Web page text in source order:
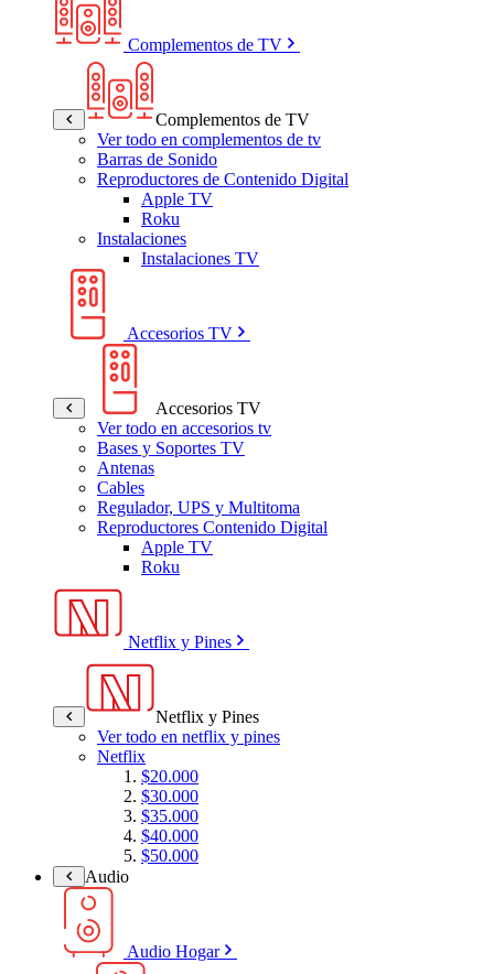
Complementos de TV
Complementos de TV
Ver todo en complementos de tv
Barras de Sonido
Reproductores de Contenido Digital
Apple TV
Roku
Instalaciones
Instalaciones TV
Accesorios TV
Accesorios TV
Ver todo en accesorios tv
Bases y Soportes TV
Antenas
Cables
Regulador, UPS y Multitoma
Reproductores Contenido Digital
Apple TV
Roku
Netflix y Pines
Netflix y Pines
Ver todo en netflix y pines
Netflix
$20.000
$30.000
$35.000
$40.000
$50.000
Audio
Audio Hogar